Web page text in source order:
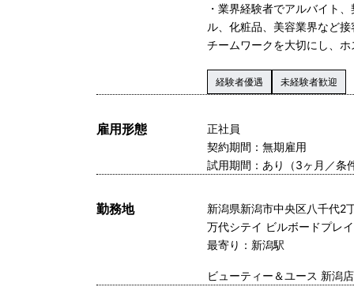
・業界経験者でアルバイト
ル、化粧品、美容業界など
チームワークを大切にし、
経験者優遇 未経験者歓迎
雇用形態
正社員
契約期間：無期雇用
試用期間：あり（3ヶ月／条
勤務地
新潟県新潟市中央区八千代2
万代シテイ ビルボードプレ
最寄り：新潟駅
ビューティー＆ユース 新潟